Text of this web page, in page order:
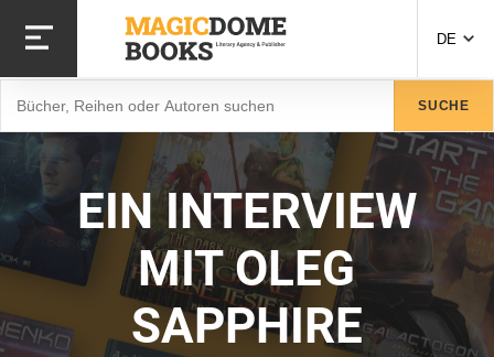
zum
Inhalt
DE
SUCHE
EIN INTERVIEW
MIT OLEG
SAPPHIRE